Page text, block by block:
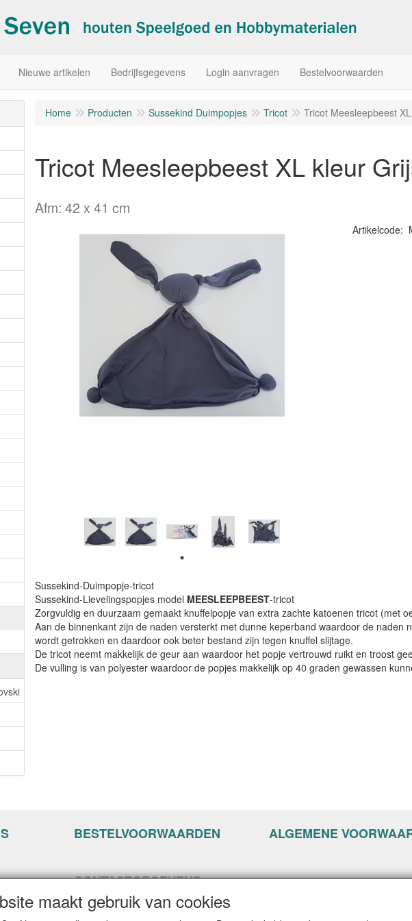
Nieuwe artikelen Bedrijfsgegevens Login aanvragen Bestelvoorwaarden
Home Producten Sussekind Duimpopjes Tricot Tricot Meesleepbeest
Tricot Meesleepbeest XL kleur
Afm: 42 x 41 cm
Artikelcode:
Sussekind-Duimpopje-tricot
Sussekind-Lievelingspopjes model MEESLEEPBEEST-tricot
Zorgvuldig en duurzaam gemaakt knuffelpopje van extra zachte katoenen tricot (met
Aan de binnenkant zijn de naden versterkt met dunne keperband waardoor de naden
wordt getrokken en daardoor ook beter bestand zijn tegen knuffel slijtage.
De tricot neemt makkelijk de geur aan waardoor het popje vertrouwd ruikt en troost
De vulling is van polyester waardoor de popjes makkelijk op 40 graden gewassen
BESTELVOORWAARDEN ALGEMENE
CONTACTGEGEVENS
www.happyseven.nl
Hogenhof 13-15
maakt gebruik van cookies